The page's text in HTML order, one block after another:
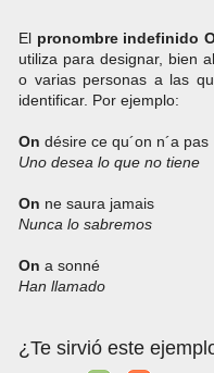
El pronombre indefinido
utiliza para designar, bien
o varias personas a las
identificar. Por ejemplo:
On désire ce qu´on n´a pas
Uno desea lo que no tiene
On ne saura jamais
Nunca lo sabremos
On a sonné
Han llamado
¿Te sirvió este